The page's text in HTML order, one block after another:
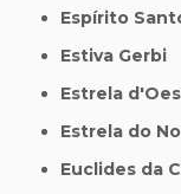
Espírito
Estiva Gerbi
Estrela
Estrela do
Euclides da